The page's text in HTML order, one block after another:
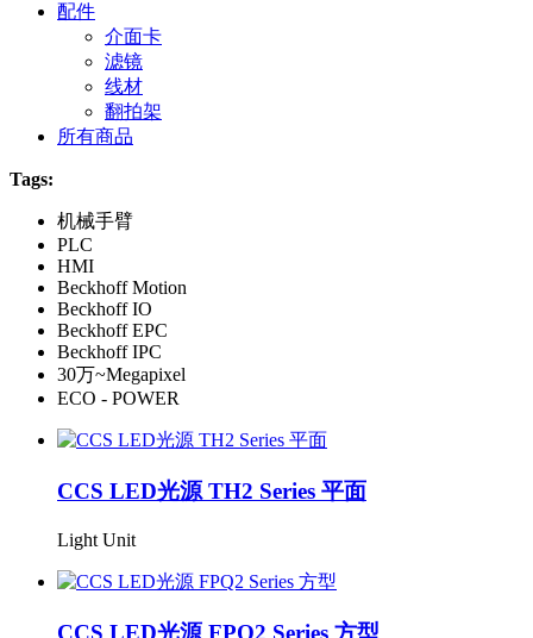
配件
介面卡
滤镜
线材
翻拍架
所有商品
Tags:
机械手臂
PLC
HMI
Beckhoff Motion
Beckhoff IO
Beckhoff EPC
Beckhoff IPC
30万~Megapixel
ECO - POWER
CCS LED光源 TH2 Series 平面
Light Unit
CCS LED光源 FPQ2 Series 方型